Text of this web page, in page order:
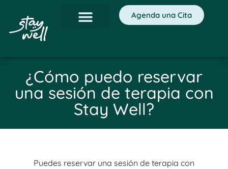
Agenda una Cita
¿Cómo puedo reservar
una sesión de terapia con
Stay Well?
Puedes reservar una sesión de terapia con